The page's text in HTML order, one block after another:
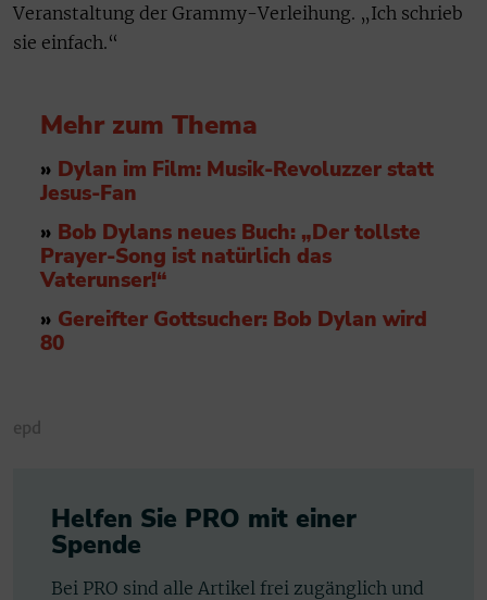
Veranstaltung der Grammy-Verleihung. „Ich schrieb
sie einfach.“
Mehr zum Thema
» Dylan im Film: Musik-Revoluzzer statt
Jesus-Fan
» Bob Dylans neues Buch: „Der tollste
Prayer-Song ist natürlich das
Vaterunser!“
» Gereifter Gottsucher: Bob Dylan wird
80
epd
Helfen Sie PRO mit einer
Spende
Bei PRO sind alle Artikel frei zugänglich und